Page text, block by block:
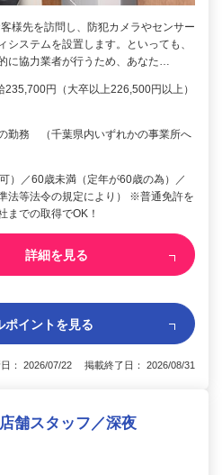
様先を訪問し、防犯カメラやセンサー
システムを設置します。といっても、
に協力業者が行うため、あなた…
235,700円（大卒以上226,500円以上）
勤務 （千葉県内いずれかの事業所へ
）／60歳未満（定年が60歳の為）／
法等法令の規定により） ※普通免許を
までの取得でOK！
詳細を見る
ポイントを見る
： 2026/07/22 掲載終了日： 2026/08/31
舗スタッフ／深夜